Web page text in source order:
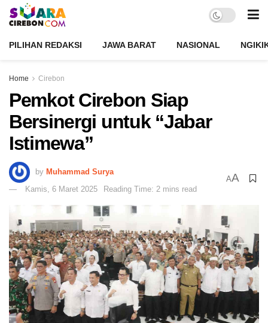
PILIHAN REDAKSI JAWA BARAT NASIONAL
Home Cirebon
Pemkot Cirebon Siap
Bersinergi untuk “Jabar
Istimewa”
by Muhammad Surya
Kamis, 6 Maret 2025
Reading Time: 2 mins read
AA